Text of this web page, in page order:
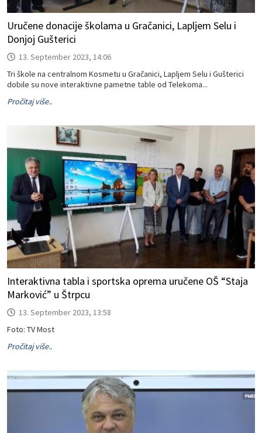
Uručene donacije školama u Gračanici, Lapljem Selu i
Donjoj Gušterici
13. September 2023, 14:06
Tri škole na centralnom Kosmetu u Gračanici, Lapljem Selu i Gušterici
dobile su nove interaktivne pametne table od Telekoma...
Pročitaj više..
Interaktivna tabla i sportska oprema uručene OŠ “Staja
Marković” u Štrpcu
13. September 2023, 13:58
Foto: TV Most
Pročitaj više..